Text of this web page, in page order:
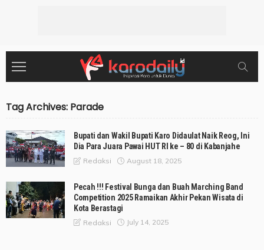
Tag Archives: Parade
Bupati dan Wakil Bupati Karo Didaulat Naik Reog, Ini
Dia Para Juara Pawai HUT RI ke – 80 di Kabanjahe
Redaksi August 18, 2025
Pecah !!! Festival Bunga dan Buah Marching Band
Competition 2025 Ramaikan Akhir Pekan Wisata di
Kota Berastagi
Redaksi July 14, 2025